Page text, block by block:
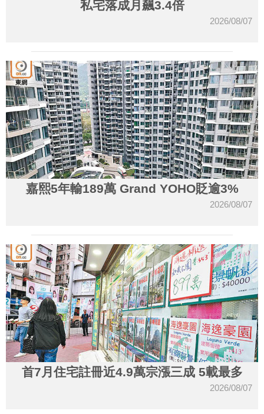
私宅落成月飆3.4倍
2026/08/07
嘉熙5年輸189萬 Grand YOHO貶逾3%
2026/08/07
首7月住宅註冊近4.9萬宗漲三成 5載最多
2026/08/07